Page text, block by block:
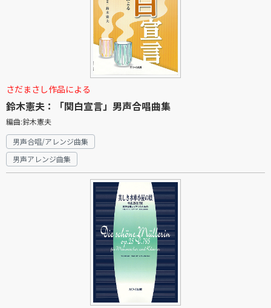
さだまさし作品による
鈴木憲夫：「関白宣言」男声合唱曲集
編曲:鈴木憲夫
男声合唱/アレンジ曲集
男声アレンジ曲集